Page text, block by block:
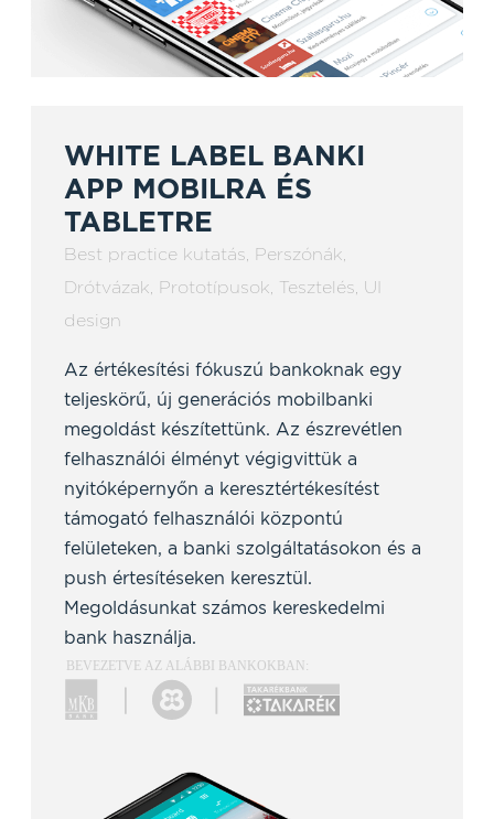
WHITE LABEL BANKI
APP MOBILRA ÉS
TABLETRE
Best practice kutatás, Perszónák,
Drótvázak, Prototípusok, Tesztelés, UI
design
Az értékesítési fókuszú bankoknak egy
teljeskörű, új generációs mobilbanki
megoldást készítettünk. Az észrevétlen
felhasználói élményt végigvittük a
nyitóképernyőn a keresztértékesítést
támogató felhasználói központú
felületeken, a banki szolgáltatásokon és a
push értesítéseken keresztül.
Megoldásunkat számos kereskedelmi
bank használja.